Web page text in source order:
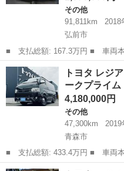
その他
91,811km
2018
弘前市
■ 支払総額: 167.3万円 ■ 車両本体価格： 1,570,000 円 ■ メーカ
ー名： トヨタ ■ 車種名： ラ
ＧＬ ４ＷＤ 寒冷地仕様 リヤ
ランプ ...
青森 弘前市 その他
トヨタ レジ
ークプライ
4,180,000円
その他
47,300km
2019
青森市
■ 支払総額: 433.4万円 ■ 車両本体価格： 4,180,000 円 ■ メーカ
ー名： トヨタ ■ 車種名： レ
青森 青森市 その他